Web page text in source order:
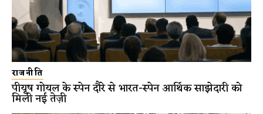
राजनीति
पीयूष गोयल के स्पेन दौरे से भारत-स्पेन आर्थिक साझेदारी को
मिली नई तेज़ी